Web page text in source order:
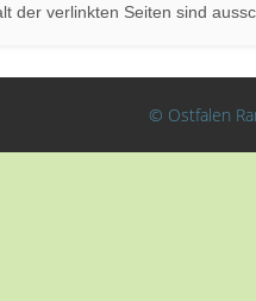
der verlinkten Seiten sind
© Ostfalen